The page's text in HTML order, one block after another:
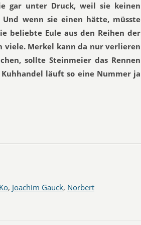
gar unter Druck, weil sie keinen
Und wenn sie einen hätte, müsste
beliebte Eule aus den Reihen der
viele. Merkel kann da nur verlieren
sollte Steinmeier das Rennen
läuft so eine Nummer ja
, Joachim Gauck, Norbert